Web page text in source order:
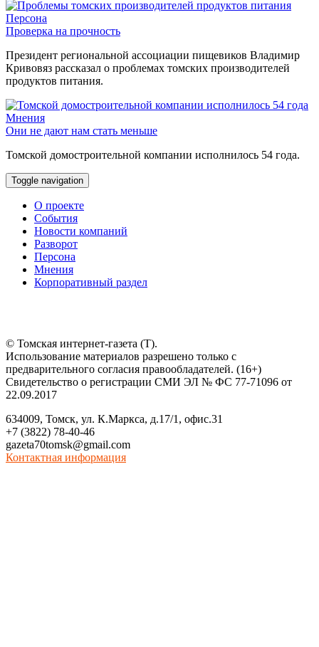
Персона
Проверка на прочность
Президент региональной ассоциации пищевиков Владимир
Кривовяз рассказал о проблемах томских производителей
продуктов питания.
Мнения
Они не дают нам стать меньше
Томской домостроительной компании исполнилось 54 года.
Toggle navigation
О проекте
События
Новости компаний
Разворот
Персона
Мнения
Корпоративный раздел
© Томская интернет-газета (Т).
Использование материалов разрешено только с
предварительного согласия правообладателей. (16+)
Свидетельство о регистрации СМИ ЭЛ № ФС 77-71096 от
22.09.2017
634009, Томск, ул. К.Маркса, д.17/1, офис.31
+7 (3822) 78-40-46
gazeta70tomsk@gmail.com
Контактная информация